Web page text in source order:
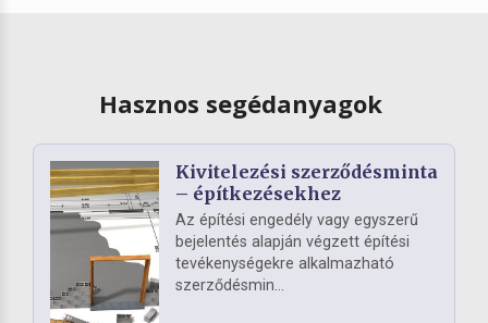
Hasznos segédanyagok
Kivitelezési szerződésminta
– építkezésekhez
Az építési engedély vagy egyszerű
bejelentés alapján végzett építési
tevékenységekre alkalmazható
szerződésmin...